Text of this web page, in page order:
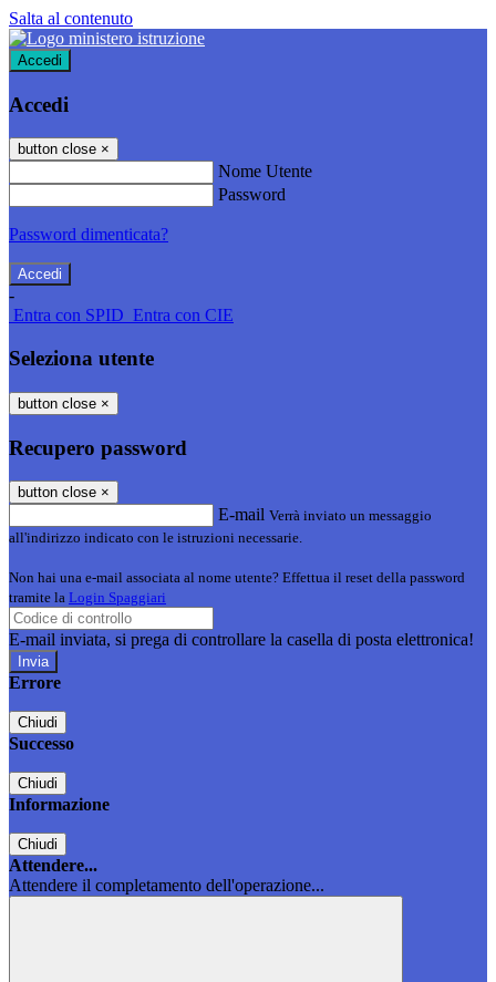
Salta al contenuto
Accedi
Accedi
button close ×
Nome Utente
Password
Password dimenticata?
-
Entra con SPID Entra con CIE
Seleziona utente
button close ×
Recupero password
button close ×
E-mail Verrà inviato un messaggio
all'indirizzo indicato con le istruzioni necessarie.
Non hai una e-mail associata al nome utente? Effettua il reset della password
tramite la Login Spaggiari
E-mail inviata, si prega di controllare la casella di posta elettronica!
Errore
Chiudi
Successo
Chiudi
Informazione
Chiudi
Attendere...
Attendere il completamento dell'operazione...